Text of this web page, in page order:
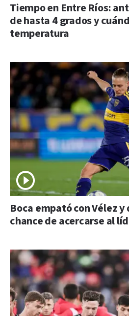
Tiempo en Entre Ríos:
de hasta 4 grados y
temperatura
Boca empató con Vélez y
chance de acercarse al